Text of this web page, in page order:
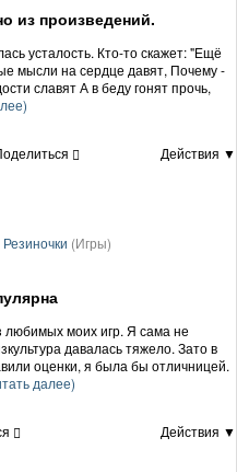
из произведений.
усталость. Кто-то скажет: "Ещё
мысли на сердце давят, Почему -
славят А в беду гонят прочь,
Действия ▼
Резиночки (Игры)
любимых моих игр. Я сама не
давалась тяжело. Зато в
оценки, я была бы отличницей.
далее)
Действия ▼